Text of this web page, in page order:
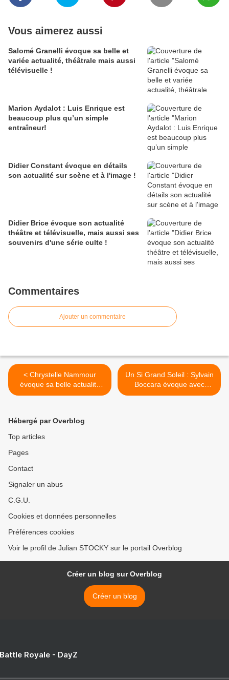
Vous aimerez aussi
Salomé Granelli évoque sa belle et
variée actualité, théâtrale mais aussi
télévisuelle !
Marion Aydalot : Luis Enrique est
beaucoup plus qu’un simple
entraîneur!
Didier Constant évoque en détails
son actualité sur scène et à l'image !
Didier Brice évoque son actualité
théâtre et télévisuelle, mais aussi ses
souvenirs d'une série culte !
Commentaires
Ajouter un commentaire
< Chrystelle Nammour
évoque sa belle actualité
musicale !
Un Si Grand Soleil : Sylvain
Boccara évoque avec
passion Louis, son
Hébergé par Overblog
Top articles
Pages
Contact
Signaler un abus
C.G.U.
Cookies et données personnelles
Préférences cookies
Voir le profil de Julian STOCKY sur le portail Overblog
Créer un blog sur Overblog
Créer un blog
Royale - DayZ